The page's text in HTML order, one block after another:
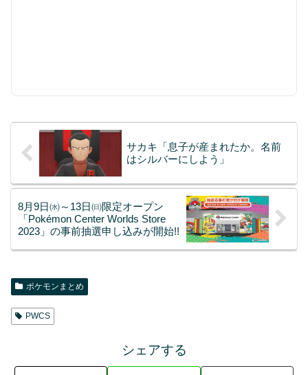
サカキ「息子が産まれたか。名前
はシルバーにしよう」
8月9日㈬～13日㈰限定オープン
「Pokémon Center Worlds Store
2023」の事前抽選申し込みが開始!!
ポケモンまとめ
PWCS
シェアする